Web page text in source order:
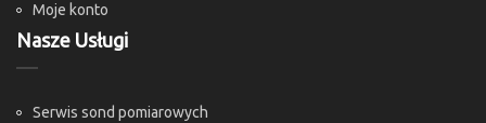
Moje konto
Nasze Usługi
Serwis sond pomiarowych